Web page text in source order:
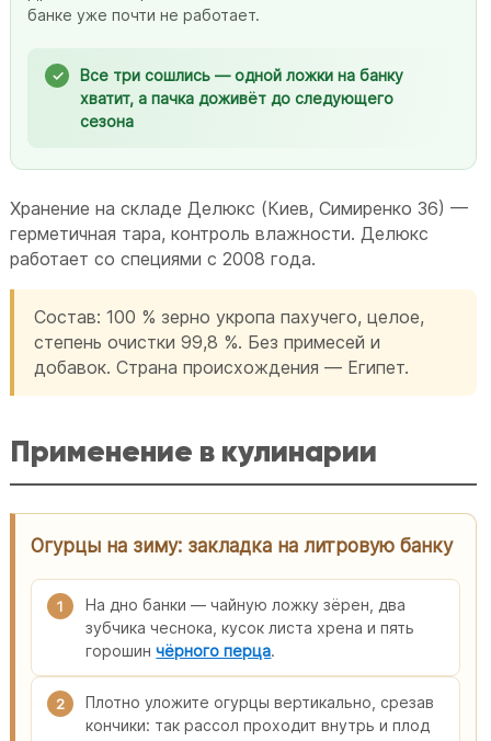
банке уже почти не работает.
Все три сошлись — одной ложки на банку
хватит, а пачка доживёт до следующего
сезона
Хранение на складе Делюкс (Киев, Симиренко 36) —
герметичная тара, контроль влажности. Делюкс
работает со специями с 2008 года.
Состав: 100 % зерно укропа пахучего, целое,
степень очистки 99,8 %. Без примесей и
добавок. Страна происхождения — Египет.
Применение в кулинарии
Огурцы на зиму: закладка на литровую банку
1
На дно банки — чайную ложку зёрен, два
зубчика чеснока, кусок листа хрена и пять
горошинчёрного перца.
2
Плотно уложите огурцы вертикально, срезав
кончики: так рассол проходит внутрь и плод